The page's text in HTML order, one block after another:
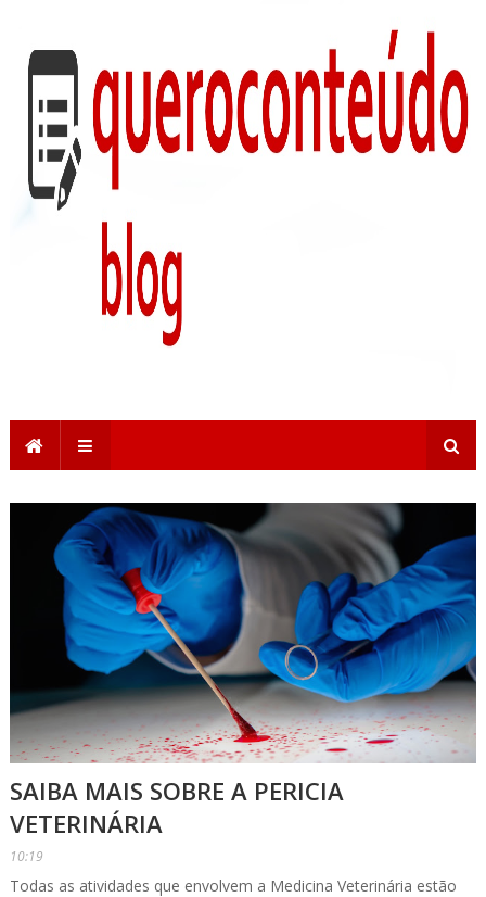
SAIBA MAIS SOBRE A PERICIA
VETERINÁRIA
10:19
Todas as atividades que envolvem a Medicina Veterinária estão